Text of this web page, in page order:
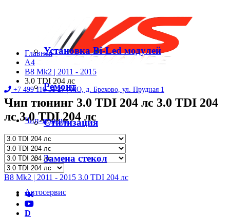
+7 499 110 31 27 |МО, д. Брехово, ул. Прудная 1
Чип-тюнинг
Диностенд
Автосервис
Установка Bi-Led модулей
Ремонт
Стилизация
Замена стекол
Главная
A4
B8 Mk2 | 2011 - 2015
3.0 TDI 204 лс
Чип тюнинг 3.0 TDI 204 лс 3.0 TDI 204
лс 3.0 TDI 204 лс
B8 Mk2 | 2011 - 2015 3.0 TDI 204 лс
D